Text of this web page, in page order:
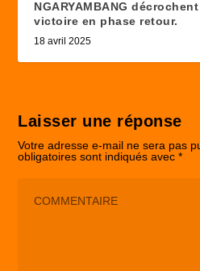
NGARYAMBANG
victoire en phase retour.
18 avril 2025
Laisser une réponse
Votre adresse e-mail ne sera pas
obligatoires sont indiqués avec*